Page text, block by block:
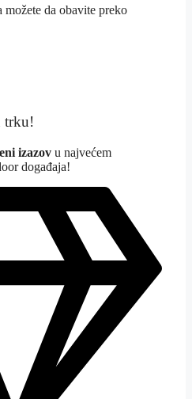
možete da obavite preko
trku!
izazov u najvećem
događaja!